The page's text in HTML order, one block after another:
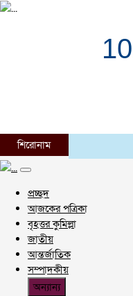
শিরোনাম
প্রচ্ছদ
আজকের পত্রিকা
বৃহত্তর কুমিল্লা
জাতীয়
আন্তর্জাতিক
সম্পাদকীয়
অন্যান্য